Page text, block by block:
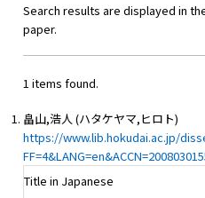
Search results are displayed in
paper.
1 items found.
畠山,浩人 (ハタケヤマ,ヒロト)
https://www.lib.hokudai.ac.jp/
Title in Japanese